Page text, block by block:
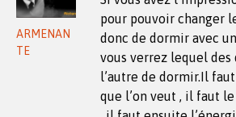
ARMENAN
TE
pour pouvoir changer
donc de dormir avec
vous verrez lequel des
l’autre de dormir.Il
que l’on veut , il faut